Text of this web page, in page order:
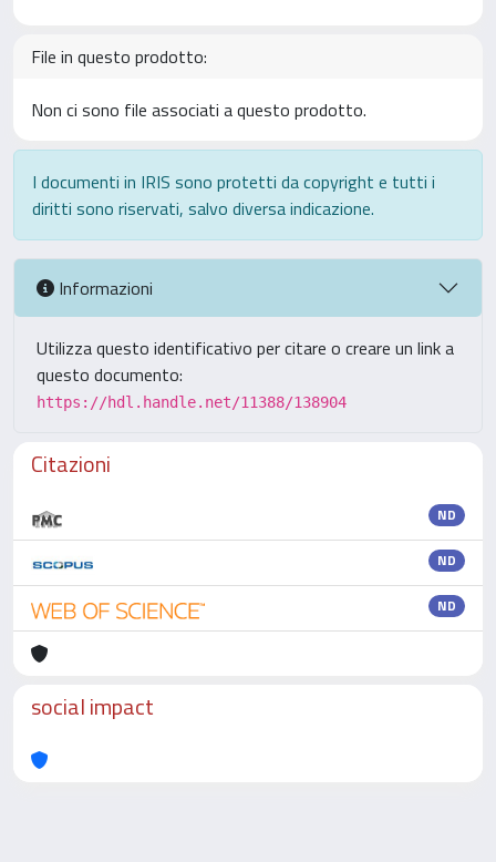
File in questo prodotto:
Non ci sono file associati a questo prodotto.
I documenti in IRIS sono protetti da copyright e tutti i
diritti sono riservati, salvo diversa indicazione.
Informazioni
Utilizza questo identificativo per citare o creare un link a
questo documento:
https://hdl.handle.net/11388/138904
Citazioni
ND
ND
ND
social impact